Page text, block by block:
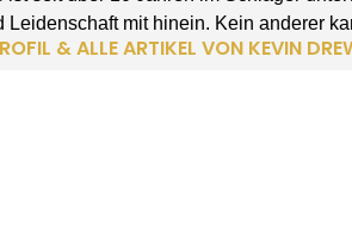
Leidenschaft mit hinein. Kein anderer
& ALLE ARTIKEL VON KEVIN